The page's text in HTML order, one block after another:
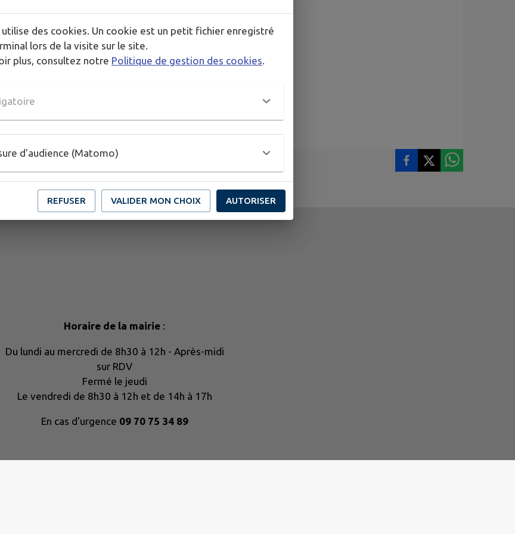
Horaire de la mairie :
Du lundi au mercredi de 8h30 à 12h - Après-midi
sur RDV
Fermé le jeudi
Le vendredi de 8h30 à 12h et de 14h à 17h
En cas d'urgence 09 70 75 34 89
des cookies. Un cookie est un petit fichier enregistré
lors de la visite sur le site.
plus, consultez notre Politique de gestion des cookies
d'audience (Matomo)
REFUSER VALIDER MON CHOIX AUTORISER